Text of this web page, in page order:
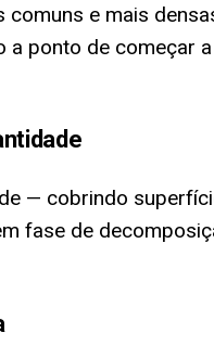
e mais
ponto de começar
— cobrindo
fase de